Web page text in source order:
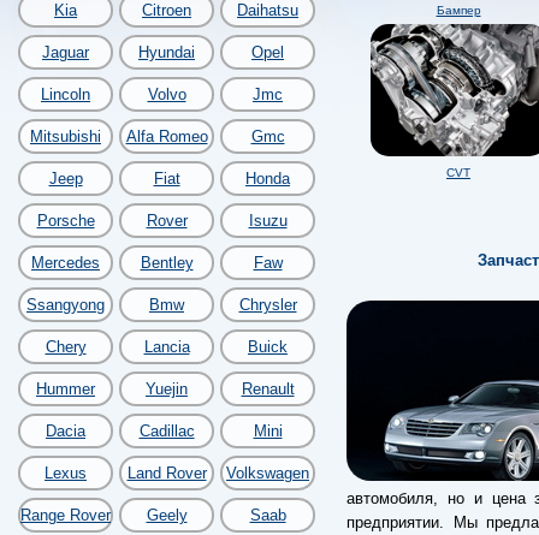
Kia Citroen Daihatsu
Jaguar Hyundai Opel
Lincoln Volvo Jmc
Mitsubishi Alfa Romeo Gmc
Jeep Fiat Honda
Porsche Rover Isuzu
Mercedes Bentley Faw
Ssangyong Bmw Chrysler
Chery Lancia Buick
Hummer Yuejin Renault
Dacia Cadillac Mini
Lexus Land Rover Volkswagen
Range Rover Geely Saab
Бампер
CVT
автомобиля, но и цена
предприятии. Мы